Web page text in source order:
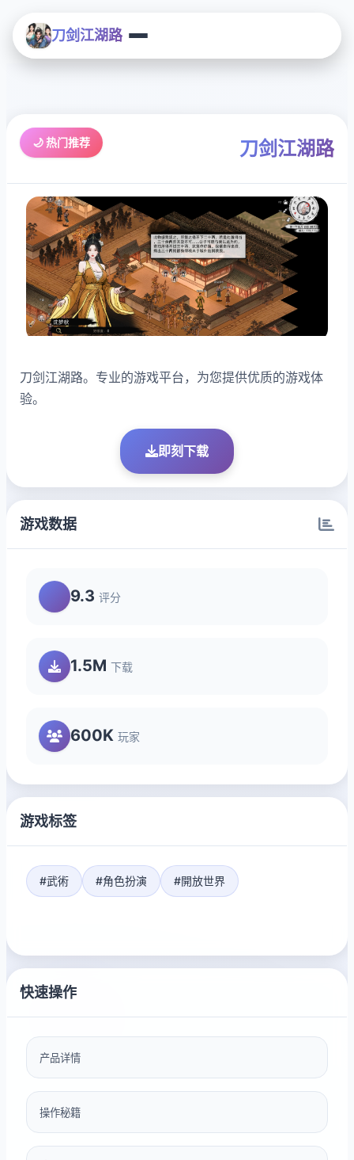
刀剑江湖路
🌙 热门推荐 刀剑江湖路
刀剑江湖路。专业的游戏平台，为您提供优质的游戏体
验。
即刻下载
游戏数据
9.3 评分
1.5M 下载
600K 玩家
游戏标签
#武術 #角色扮演 #開放世界
快速操作
产品详情
操作秘籍